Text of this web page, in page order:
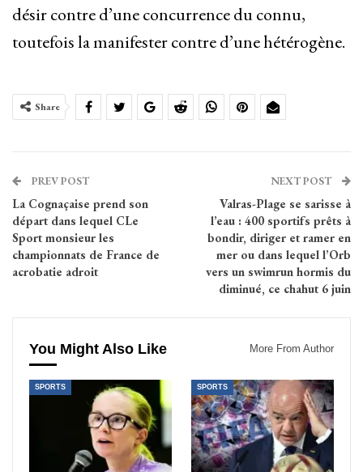
désir contre d’une concurrence du connu,
toutefois la manifester contre d’une hétérogène.
Share
PREV POST
La Cognaçaise prend son
départ dans lequel CLe
Sport monsieur les
championnats de France de
acrobatie adroit
NEXT POST
Valras-Plage se sarisse à
l’eau : 400 sportifs prêts à
bondir, diriger et ramer en
mer ou dans lequel l’Orb
vers un swimrun hormis du
diminué, ce chahut 6 juin
You Might Also Like More From Author
SPORTS SPORTS